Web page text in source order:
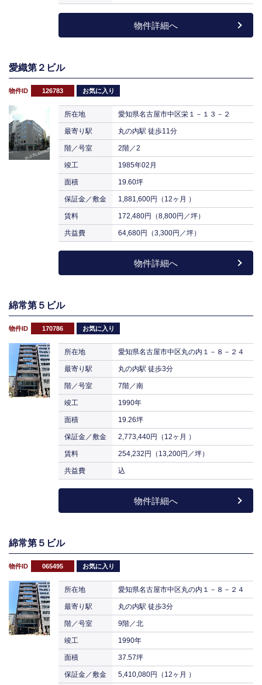
物件詳細へ
愛織第２ビル
物件ID 126783 お気に入り
所在地 愛知県名古屋市中区栄１－１３－２
最寄り駅 丸の内駅 徒歩11分
階／号室 2階／2
竣工 1985年02月
面積 19.60坪
保証金／敷金 1,881,600円（12ヶ月 ）
賃料 172,480円（8,800円／坪）
共益費 64,680円（3,300円／坪）
物件詳細へ
綿常第５ビル
物件ID 170786 お気に入り
所在地 愛知県名古屋市中区丸の内１－８－２４
最寄り駅 丸の内駅 徒歩3分
階／号室 7階／南
竣工 1990年
面積 19.26坪
保証金／敷金 2,773,440円（12ヶ月 ）
賃料 254,232円（13,200円／坪）
共益費 込
物件詳細へ
綿常第５ビル
物件ID 065495 お気に入り
所在地 愛知県名古屋市中区丸の内１－８－２４
最寄り駅 丸の内駅 徒歩3分
階／号室 9階／北
竣工 1990年
面積 37.57坪
保証金／敷金 5,410,080円（12ヶ月 ）